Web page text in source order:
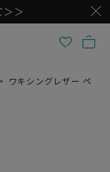
＞
ワキシングレザー ペ